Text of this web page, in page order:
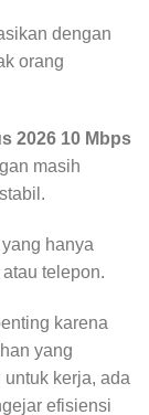
dengan
orang
2026 10 Mbps
masih
hanya
telepon.
karena
yang
kerja, ada
efisiensi